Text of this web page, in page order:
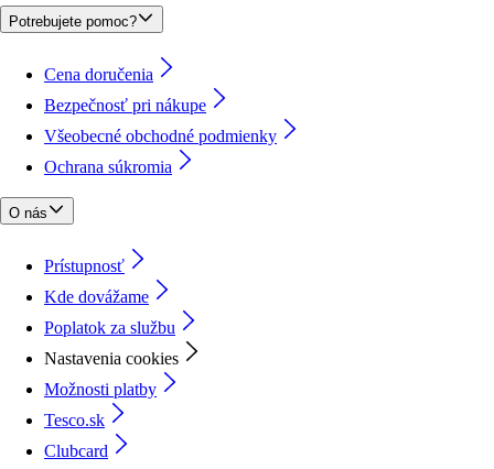
Potrebujete pomoc?
Cena doručenia
Bezpečnosť pri nákupe
Všeobecné obchodné podmienky
Ochrana súkromia
O nás
Prístupnosť
Kde dovážame
Poplatok za službu
Nastavenia cookies
Možnosti platby
Tesco.sk
Clubcard